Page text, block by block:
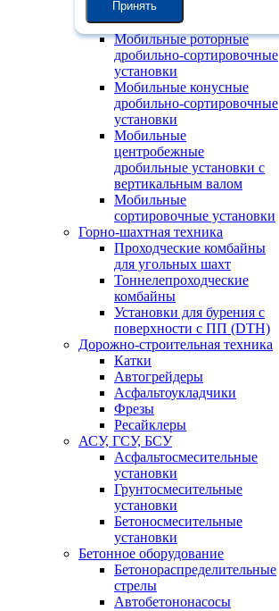
Мобильные щековые
дробильные установки
Мобильные роторные
дробильно-сортировочные
установки
Мобильные конусные
дробильно-сортировочные
установки
Мобильные
центробежные
дробильные установки с
вертикальным валом
Мобильные
сортировочные установки
Горно-шахтная техника
Проходческие комбайны
для угольных шахт
Тоннелепроходческие
комбайны
Установки для бурения с
поверхности с ПП (DTH)
Дорожно-строительная техника
Катки
Автогрейдеры
Асфальтоукладчики
Фрезы
Ресайклеры
АСУ, ГСУ, БСУ
Асфальтосмесительные
установки
Грунтосмесительные
установки
Бетоносмесительные
установки
Бетонное оборудование
Бетонораспределительные
стрелы
Автобетононасосы
Принять